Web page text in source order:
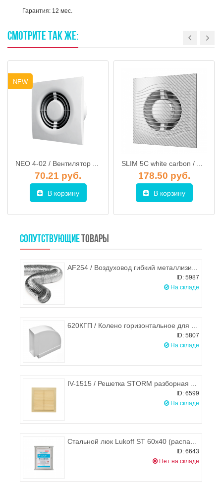
Гарантия: 12 мес.
СМОТРИТЕ ТАКЖЕ:
NEW
NEO 4-02 / Вентилятор стеновой d.100 (сетка + выключатель)
70.21 руб.
В корзину
SLIM 5C white carbon / Вентилятор осевой с обр. клапаном d.125, декоративный DiCiTi
178.50 руб.
В корзину
СОПУТСТВУЮЩИЕ ТОВАРЫ
AF254 / Воздуховод гибкий металлизированный (гофра) d.254, ЭРА
ID: 5987
На складе
620КГП / Колено горизонтальное для плоских воздуховодов 60х204мм, ЭРА
ID: 5807
На складе
IV-1515 / Решетка STORM разборная 150х150 мм (бежевая)
ID: 6599
На складе
Стальной люк Lukoff ST 60х40 (распашной)
ID: 6643
Нет на складе